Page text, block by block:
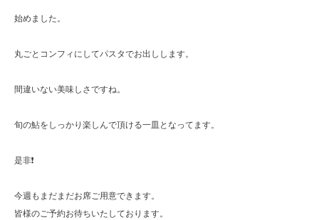
始めました。
丸ごとコンフィにしてパスタでお出しします。
間違いない美味しさですね。
旬の鮎をしっかり楽しんで頂ける一皿となってます。
是非❗️
今週もまだまだお席ご用意できます。
皆様のご予約お待ちいたしております。